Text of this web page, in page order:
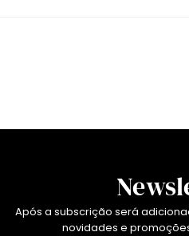
Após a subscrição será
novidades e